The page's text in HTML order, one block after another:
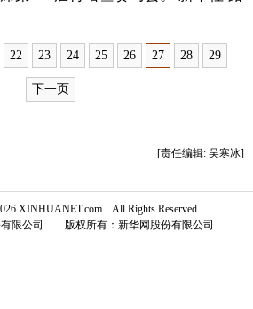
22 23 24 25 26 27 28 29
下一页
[责任编辑: 吴寒冰]
XINHUANET.com All Rights Reserved.
有限公司 版权所有：新华网股份有限公司